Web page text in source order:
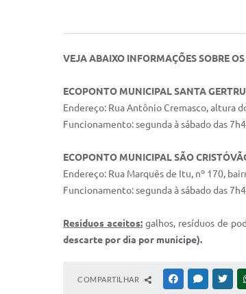
VEJA ABAIXO INFORMAÇÕES SOBRE
ECOPONTO MUNICIPAL SANTA
Endereço: Rua Antônio Cremasco, altura
Funcionamento: segunda à sábado das
ECOPONTO MUNICIPAL SÃO
Endereço: Rua Marquês de Itu, nº 170,
Funcionamento: segunda à sábado das
Resíduos aceitos:galhos, resíduos de
descarte por dia por munícipe).
COMPARTILHAR FACEBOOK